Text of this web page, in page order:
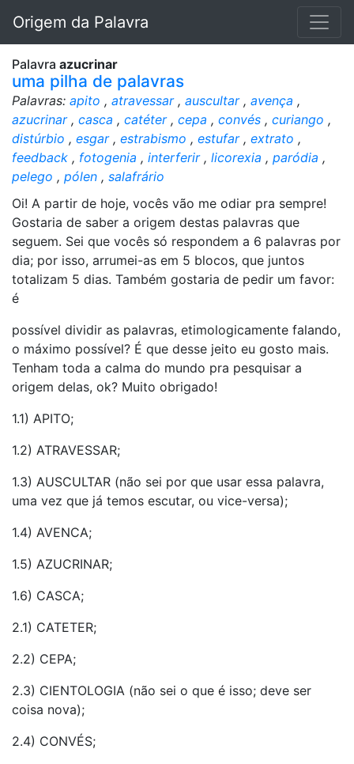
Origem da Palavra
Palavra azucrinar
uma pilha de palavras
Palavras: apito , atravessar, auscultar, avença ,
azucrinar, casca , catéter, cepa , convés , curiango ,
distúrbio , esgar, estrabismo , estufar, extrato ,
feedback , fotogenia , interferir, licorexia , paródia ,
pelego , pólen , salafrário
Oi! A partir de hoje, vocês vão me odiar pra sempre!
Gostaria de saber a origem destas palavras que
seguem. Sei que vocês só respondem a 6 palavras por
dia; por isso, arrumei-as em 5 blocos, que juntos
totalizam 5 dias. Também gostaria de pedir um favor:
é
possível dividir as palavras, etimologicamente falando,
o máximo possível? É que desse jeito eu gosto mais.
Tenham toda a calma do mundo pra pesquisar a
origem delas, ok? Muito obrigado!
1.1) APITO;
1.2) ATRAVESSAR;
1.3) AUSCULTAR (não sei por que usar essa palavra,
uma vez que já temos escutar, ou vice-versa);
1.4) AVENCA;
1.5) AZUCRINAR;
1.6) CASCA;
2.1) CATETER;
2.2) CEPA;
2.3) CIENTOLOGIA (não sei o que é isso; deve ser
coisa nova);
2.4) CONVÉS;